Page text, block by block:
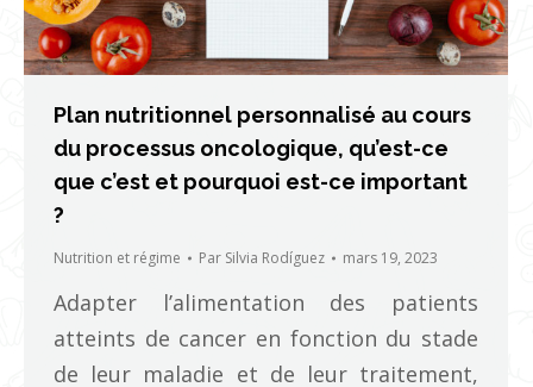
Plan nutritionnel personnalisé au cours
du processus oncologique, qu’est-ce
que c’est et pourquoi est-ce important
?
Nutrition et régime Par Silvia Rodíguez mars 19, 2023
Adapter l’alimentation des patients
atteints de cancer en fonction du stade
de leur maladie et de leur traitement,